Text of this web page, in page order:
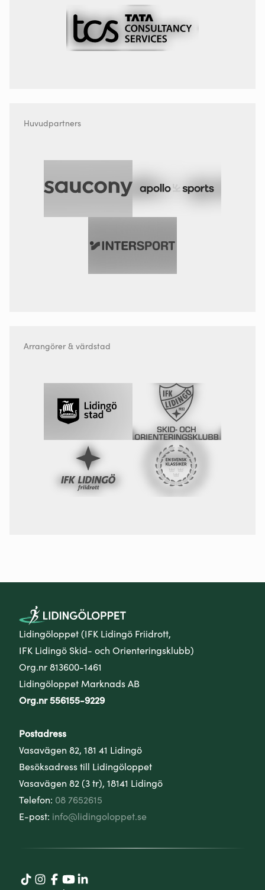
Huvudpartners
Arrangörer & värdstad
Lidingöloppet (IFK Lidingö Friidrott,
IFK Lidingö Skid- och Orienteringsklubb)
Org.nr 813600-1461
Lidingöloppet Marknads AB
Org.nr 556155-9229
Postadress
Vasavägen 82, 181 41 Lidingö
Besöksadress till Lidingöloppet
Vasavägen 82 (3 tr), 18141 Lidingö
Telefon: 08 7652615
E-post: info@lidingoloppet.se